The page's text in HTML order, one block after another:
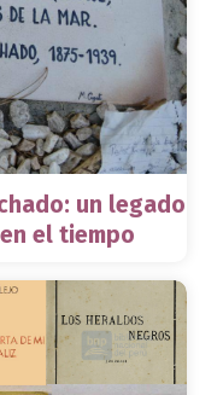
un legado
el tiempo